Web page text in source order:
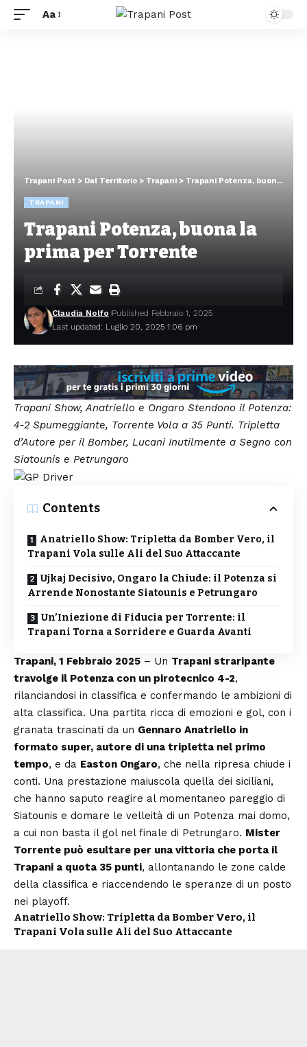
Aa
Trapani Post > Dal Territorio > Trapani > Trapani Potenza, buona la prima per Torrente
TRAPANI
Trapani Potenza, buona la
prima per Torrente
Last updated: Luglio 20, 2025 1:06 pm
Claudia Nolfo Published Febbraio 1, 2025
Trapani Show, Anatriello e Ongaro Stendono il Potenza:
4-2 Spumeggiante, Torrente Vola a 35 Punti. Tripletta
d’Autore per il Bomber, Lucani Inutilmente a Segno con
Siatounis e Petrungaro
Contents
Anatriello Show: Tripletta da Bomber Vero, il
Trapani Vola sulle Ali del Suo Attaccante
Ujkaj Decisivo, Ongaro la Chiude: il Potenza si
Arrende Nonostante Siatounis e Petrungaro
Un’Iniezione di Fiducia per Torrente: il
Trapani Torna a Sorridere e Guarda Avanti
Trapani, 1 Febbraio 2025 – Un Trapani straripante
travolge il Potenza con un pirotecnico 4-2,
rilanciandosi in classifica e confermando le ambizioni di
alta classifica. Una partita ricca di emozioni e gol, con i
granata trascinati da un Gennaro Anatriello in
formato super, autore di una tripletta nel primo
tempo, e da Easton Ongaro, che nella ripresa chiude i
conti. Una prestazione maiuscola quella dei siciliani,
che hanno saputo reagire al momentaneo pareggio di
Siatounis e domare le velleità di un Potenza mai domo,
a cui non basta il gol nel finale di Petrungaro. Mister
Torrente può esultare per una vittoria che porta il
Trapani a quota 35 punti, allontanando le zone calde
della classifica e riaccendendo le speranze di un posto
nei playoff.
Anatriello Show: Tripletta da Bomber Vero, il
Trapani Vola sulle Ali del Suo Attaccante